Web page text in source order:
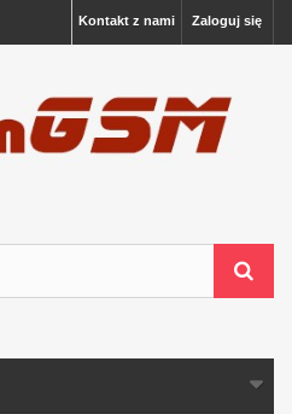
Zaloguj się
Kontakt z nami